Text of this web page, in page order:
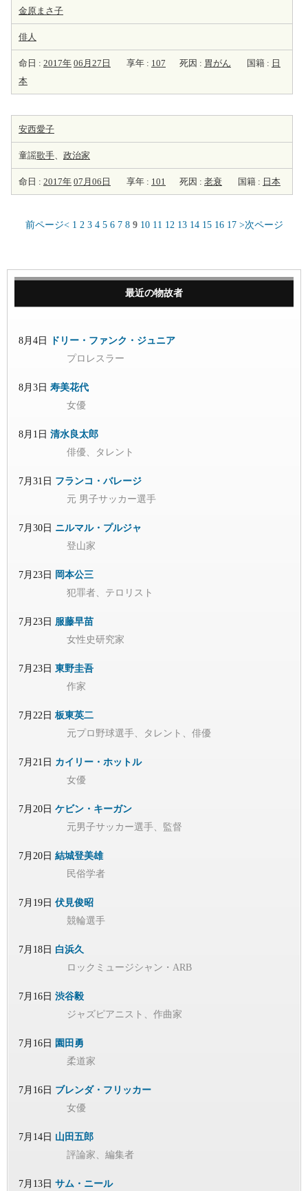
金原まさ子
俳人
命日 : 2017年 06月27日 享年 : 107 死因 : 胃がん 国籍 : 日
本
安西愛子
童謡歌手、 政治家
命日 : 2017年 07月06日 享年 : 101 死因 : 老衰 国籍 : 日本
前ページ< 1 2 3 4 5 6 7 8 9 10 11 12 13 14 15 16 17 >次ページ
最近の物故者
8月4日
ドリー・ファンク・ジュニア
プロレスラー
8月3日 寿美花代
女優
8月1日 清水良太郎
俳優、タレント
7月31日 フランコ・バレージ
元 男子サッカー選手
7月30日 ニルマル・プルジャ
登山家
7月23日 岡本公三
犯罪者、テロリスト
7月23日 服藤早苗
女性史研究家
7月23日 東野圭吾
作家
7月22日 板東英二
元プロ野球選手、タレント、俳優
7月21日 カイリー・ホットル
女優
7月20日 ケビン・キーガン
元男子サッカー選手、監督
7月20日 結城登美雄
民俗学者
7月19日 伏見俊昭
競輪選手
7月18日 白浜久
ロックミュージシャン・ARB
7月16日 渋谷毅
ジャズピアニスト、作曲家
7月16日 園田勇
柔道家
7月16日 ブレンダ・フリッカー
女優
7月14日 山田五郎
評論家、編集者
7月13日 サム・ニール